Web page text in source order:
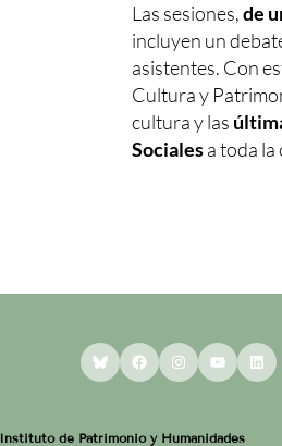
Las sesiones,de
incluyen un
asistentes. Con
Cultura y
cultura y las
Socialesa toda la
BlueskyFacebookInstagram
YouTube
Instituto de Patrimonio y Humanidades